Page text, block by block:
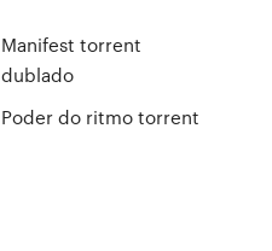
Manifest torrent
dublado
Poder do ritmo torrent